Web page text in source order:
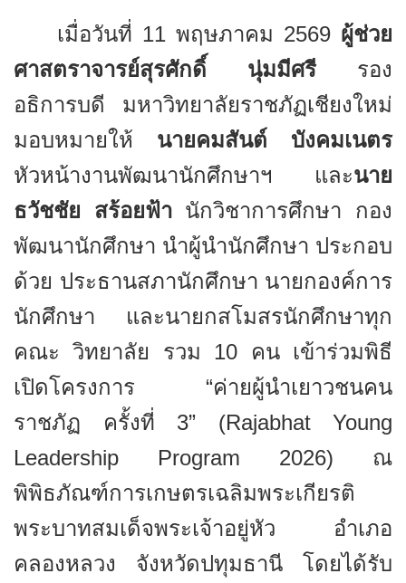
เมื่อวันที่ 11 พฤษภาคม 2569 ผู้ช่วย
ศาสตราจารย์สุรศักดิ์ นุ่มมีศรีรอง
อธิการบดี มหาวิทยาลัยราชภัฏเชียงใหม่
มอบหมายให้ นายคมสันต์ บังคมเนตร
หัวหน้างานพัฒนานักศึกษาฯ และนาย
ธวัชชัย สร้อยฟ้านักวิชาการศึกษา กอง
พัฒนานักศึกษา นำผู้นำนักศึกษา ประกอบ
ด้วย ประธานสภานักศึกษา นายกองค์การ
นักศึกษา และนายกสโมสรนักศึกษาทุก
คณะ วิทยาลัย รวม 10 คน เข้าร่วมพิธี
เปิดโครงการ “ค่ายผู้นำเยาวชนคน
ราชภัฏ ครั้งที่ 3” (Rajabhat Young
Leadership Program 2026) ณ
พิพิธภัณฑ์การเกษตรเฉลิมพระเกียรติ
พระบาทสมเด็จพระเจ้าอยู่หัว อำเภอ
คลองหลวง จังหวัดปทุมธานี โดยได้รับ